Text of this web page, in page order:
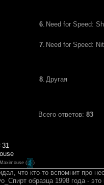
6. Need for Speed:
7. Need for Speed:
8. Другая
Всего ответов: 83
31
Maximouse ( )
что кто-то вспомнит про
образца 1998 года - это